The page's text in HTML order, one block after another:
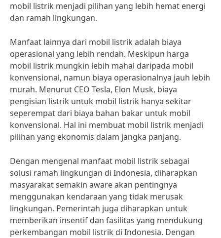
mobil listrik menjadi pilihan yang lebih hemat energi
dan ramah lingkungan.
Manfaat lainnya dari mobil listrik adalah biaya
operasional yang lebih rendah. Meskipun harga
mobil listrik mungkin lebih mahal daripada mobil
konvensional, namun biaya operasionalnya jauh lebih
murah. Menurut CEO Tesla, Elon Musk, biaya
pengisian listrik untuk mobil listrik hanya sekitar
seperempat dari biaya bahan bakar untuk mobil
konvensional. Hal ini membuat mobil listrik menjadi
pilihan yang ekonomis dalam jangka panjang.
Dengan mengenal manfaat mobil listrik sebagai
solusi ramah lingkungan di Indonesia, diharapkan
masyarakat semakin aware akan pentingnya
menggunakan kendaraan yang tidak merusak
lingkungan. Pemerintah juga diharapkan untuk
memberikan insentif dan fasilitas yang mendukung
perkembangan mobil listrik di Indonesia. Dengan